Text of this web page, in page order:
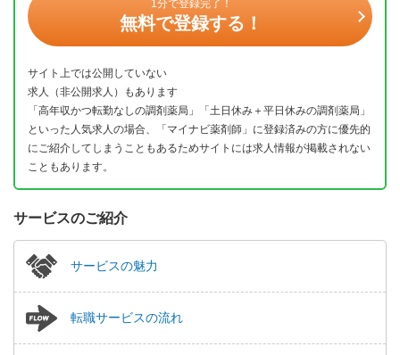
1分で登録完了！
無料で登録する！
サイト上では公開していない
求人（非公開求人）もあります
「高年収かつ転勤なしの調剤薬局」「土日休み＋平日休みの調剤薬局」
といった人気求人の場合、「マイナビ薬剤師」に登録済みの方に優先的
にご紹介してしまうこともあるためサイトには求人情報が掲載されない
こともあります。
サービスのご紹介
サービスの魅力
転職サービスの流れ